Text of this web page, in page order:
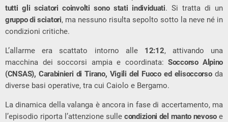
tutti gli sciatori coinvolti sono stati individuati. Si tratta di un
gruppo di sciatori, ma nessuno risulta sepolto sotto la neve né in
condizioni critiche.
L’allarme era scattato intorno alle 12:12, attivando una
macchina dei soccorsi ampia e coordinata: Soccorso Alpino
(CNSAS), Carabinieri di Tirano, Vigili del Fuoco ed elisoccorsoda
diverse basi operative, tra cui Caiolo e Bergamo.
La dinamica della valanga è ancora in fase di accertamento, ma
l’episodio riporta l’attenzione sullecondizioni del manto nevosoe